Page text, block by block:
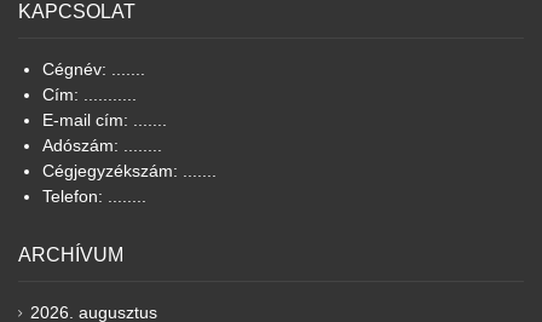
KAPCSOLAT
Cégnév: .......
Cím: ...........
E-mail cím: .......
Adószám: ........
Cégjegyzékszám: .......
Telefon: ........
ARCHÍVUM
2026. augusztus